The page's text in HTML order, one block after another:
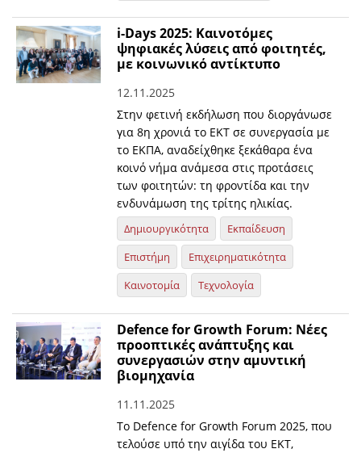
i-Days 2025: Καινοτόμες
ψηφιακές λύσεις από φοιτητές,
με κοινωνικό αντίκτυπο
12.11.2025
Στην φετινή εκδήλωση που διοργάνωσε
για 8η χρονιά το ΕΚΤ σε συνεργασία με
το ΕΚΠΑ, αναδείχθηκε ξεκάθαρα ένα
κοινό νήμα ανάμεσα στις προτάσεις
των φοιτητών: τη φροντίδα και την
ενδυνάμωση της τρίτης ηλικίας.
Δημιουργικότητα
Εκπαίδευση
Επιστήμη
Επιχειρηματικότητα
Καινοτομία
Τεχνολογία
Defence for Growth Forum: Νέες
προοπτικές ανάπτυξης και
συνεργασιών στην αμυντική
βιομηχανία
11.11.2025
Το Defence for Growth Forum 2025, που
τελούσε υπό την αιγίδα του ΕΚΤ,